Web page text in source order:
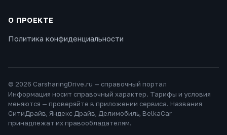
О ПРОЕКТЕ
Политика конфиденциальности
© 2026 CarsharingDrive.ru — справочный портал
Информация носит справочный характер. Тарифы и условия
меняются — проверяйте в приложении сервиса. Названия
СитиДрайв, Яндекс Драйв, Делимобиль, BelkaCar
принадлежат их правообладателям.